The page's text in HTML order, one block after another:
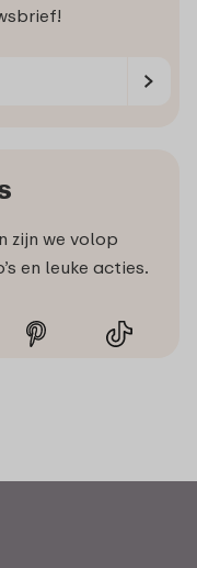
zijn we volop
en leuke acties.